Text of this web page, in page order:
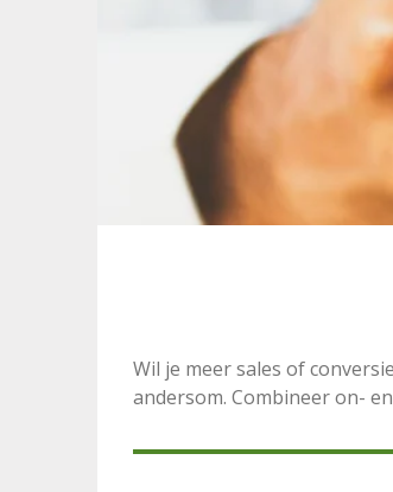
Wil je meer sales of
andersom. Combineer on-